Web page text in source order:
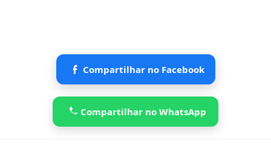
Compartilhar no Facebook
Compartilhar no WhatsApp